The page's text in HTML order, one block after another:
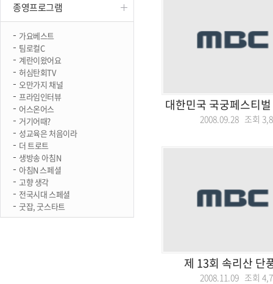
종영프로그램
가요베스트
팀로컬C
계란이왔어요
허심탄회TV
오만가지 채널
프라임인터뷰
어스온어스
거기어때?
성교육은 처음이라
더 트로트
생방송 아침N
아침N 스페셜
고향 생각
전국시대 스페셜
굿잡, 굿스타트
대한민국 국궁페스티
2008.09.28 조회
제 13회 속리산 단
2008.11.09 조회